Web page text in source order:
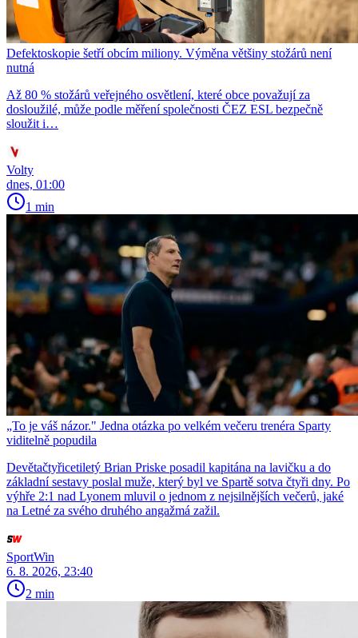
Defektoskopie šetří obcím miliony. Výměna většiny stožárů není
nutná
Až 80 % stožárů veřejného osvětlení, které obce považují za
dosloužilé, může podle měření společnosti ČEZ ESL bezpečně
sloužit i…
Volty
dnes, 01:00
1 min
„To je váš názor." Jedna otázka po velkém večeru trenéra Sparty
viditelně popudila
Devětačtyřicetiletý Brian Priske posadil kapitána na lavičku a do
základní sestavy poslal muže, který byl ve Spartě sotva čtyři dny. Po
výhře 2:1 nad Lyonem mluvil o jednom z nejsilnějších večerů, jaké
na Letné za svého druhého angažmá zažil.
SportWin
6. 8. 2026, 23:40
2 min